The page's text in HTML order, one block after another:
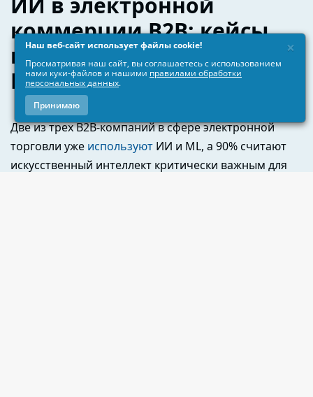
×
Наш веб-сайт использует файлы cookie!
Просматривая наш сайт, вы соглашаетесь с использованием
нами куки-файлов и нашими правилами обработки
персональных данных.
Принимаю